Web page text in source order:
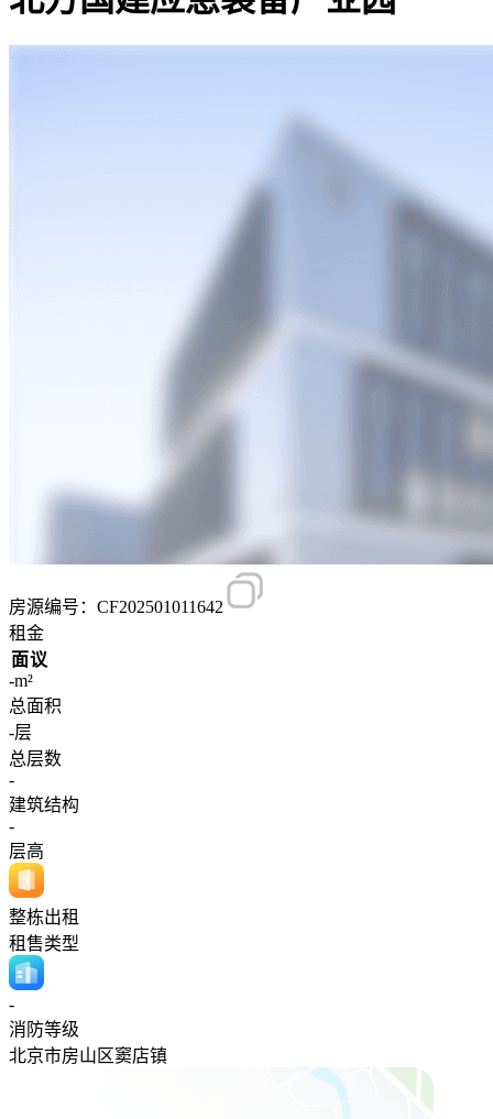
房源编号：CF202501011642
租金
面议
-m²
总面积
-层
总层数
-
建筑结构
-
层高
整栋出租
租售类型
-
消防等级
北京市房山区窦店镇